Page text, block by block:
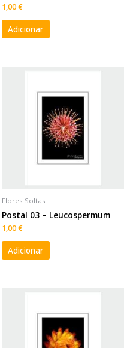
1,00€
Adicionar
Flores Soltas
Postal 03 – Leucospermum
1,00€
Adicionar